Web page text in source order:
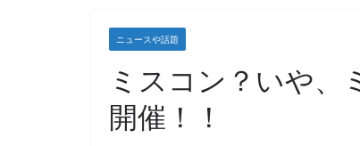
ニュースや話題
ミスコン？いや
開催！！